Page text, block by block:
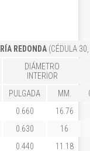
REDONDA(CÉDULA 30,
DIÁMETRO
INTERIOR
PULGADA MM.
0.660
16.76
0.630
16
0.440
11.18